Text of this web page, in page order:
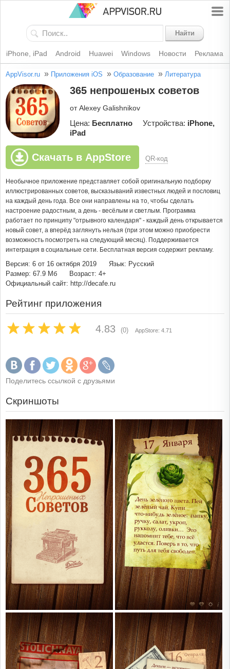
Найти
iPhone, iPad Android Huawei Windows Новости Реклама
AppVisor.ru » Приложения iOS » Образование » Литература
365 непрошеных советов
от Alexey Galishnikov
Цена: Бесплатно Устройства: iPhone,
iPad
Скачать в AppStore QR-код
Необычное приложение представляет собой оригинальную подборку
иллюстрированных советов, высказываний известных людей и пословиц
на каждый день года. Все они направлены на то, чтобы сделать
настроение радостным, а день - весёлым и светлым. Программа
работает по принципу "отрывного календаря" - каждый день открывается
новый совет, а вперёд заглянуть нельзя (при этом можно приобрести
возможность посмотреть на следующий месяц). Поддерживается
интеграция в социальные сети. Бесплатная версия содержит рекламу.
Версия: 6 от 16 октября 2019
Язык: Русский
Размер: 67.9 Мб
Возраст: 4+
Официальный сайт: http://decafe.ru
Рейтинг приложения
4.83 (0) AppStore: 4.71
Поделитесь ссылкой с друзьями
Скриншоты